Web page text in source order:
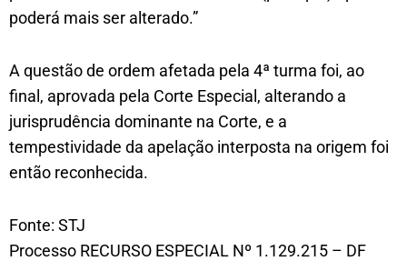
poderá mais ser alterado.”
A questão de ordem afetada pela 4ª turma foi, ao
final, aprovada pela Corte Especial, alterando a
jurisprudência dominante na Corte, e a
tempestividade da apelação interposta na origem foi
então reconhecida.
Fonte: STJ
Processo RECURSO ESPECIAL Nº 1.129.215 – DF